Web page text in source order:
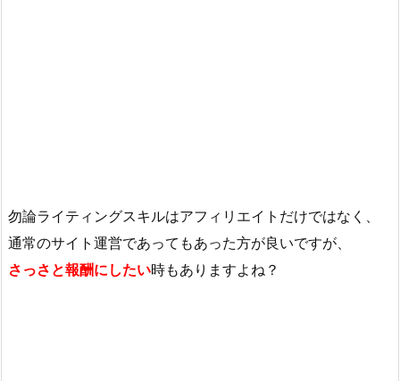
勿論ライティングスキルはアフィリエイトだけではなく、
通常のサイト運営であってもあった方が良いですが、
さっさと報酬にしたい時もありますよね？